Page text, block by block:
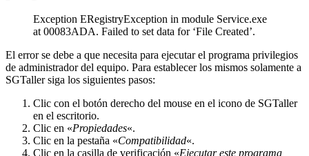
Exception ERegistryException in module Service.exe
at 00083ADA. Failed to set data for ‘File Created’.
El error se debe a que necesita para ejecutar el programa privilegios
de administrador del equipo. Para establecer los mismos solamente a
SGTaller siga los siguientes pasos:
Clic con el botón derecho del mouse en el icono de SGTaller
en el escritorio.
Clic en «Propiedades«.
Clic en la pestaña «Compatibilidad«.
Clic en la casilla de verificación «Ejecutar este programa